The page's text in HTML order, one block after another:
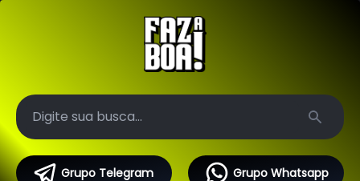
Search
Grupo Telegram Grupo Whatsapp